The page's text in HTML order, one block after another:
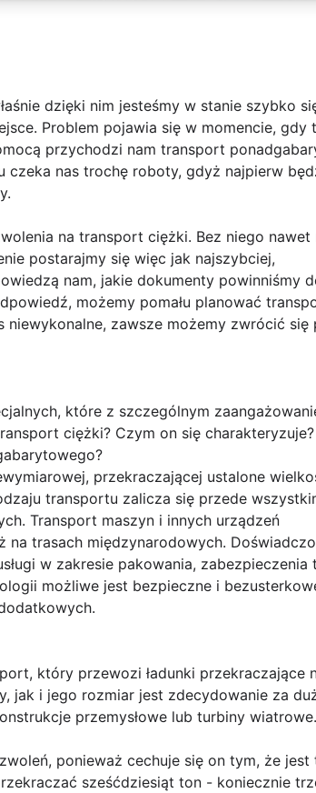
dzięki nim jesteśmy w stanie szybko
Problem pojawia się w momencie, gdy
przychodzi nam transport
nas trochę roboty, gdyż najpierw
na transport ciężki. Bez niego nawet
postarajmy się więc jak najszybciej,
nam, jakie dokumenty powinniśmy
możemy pomału planować
niewykonalne, zawsze możemy zwrócić się
które z szczególnym
ciężki? Czym on się
przekraczającej ustalone
transportu zalicza się przede
Transport maszyn i innych urządzeń
na trasach międzynarodowych.
w zakresie pakowania, zabezpieczenia
możliwe jest bezpieczne i
który przewozi ładunki przekraczające
jak i jego rozmiar jest zdecydowanie za
przemysłowe lub turbiny wiatrowe.
ponieważ cechuje się on tym, że jest
sześćdziesiąt ton - koniecznie